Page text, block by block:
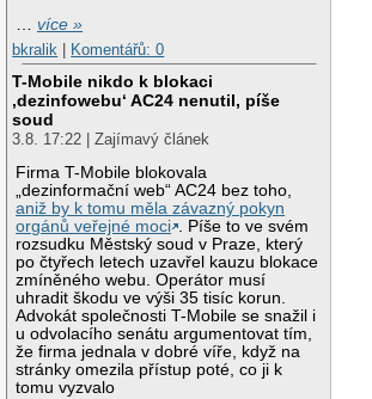
…více »
bkralik
Komentářů: 0
T-Mobile nikdo k blokaci
‚dezinfowebu‘ AC24 nenutil, píše
soud
3.8. 17:22 | Zajímavý článek
Firma T-Mobile blokovala
„dezinformační web“ AC24 bez toho,
aniž by k tomu měla závazný pokyn
orgánů veřejné moci . Píše to ve svém
rozsudku Městský soud v Praze, který
po čtyřech letech uzavřel kauzu blokace
zmíněného webu. Operátor musí
uhradit škodu ve výši 35 tisíc korun.
Advokát společnosti T-Mobile se snažil i
u odvolacího senátu argumentovat tím,
že firma jednala v dobré víře, když na
stránky omezila přístup poté, co ji k
tomu vyzvalo